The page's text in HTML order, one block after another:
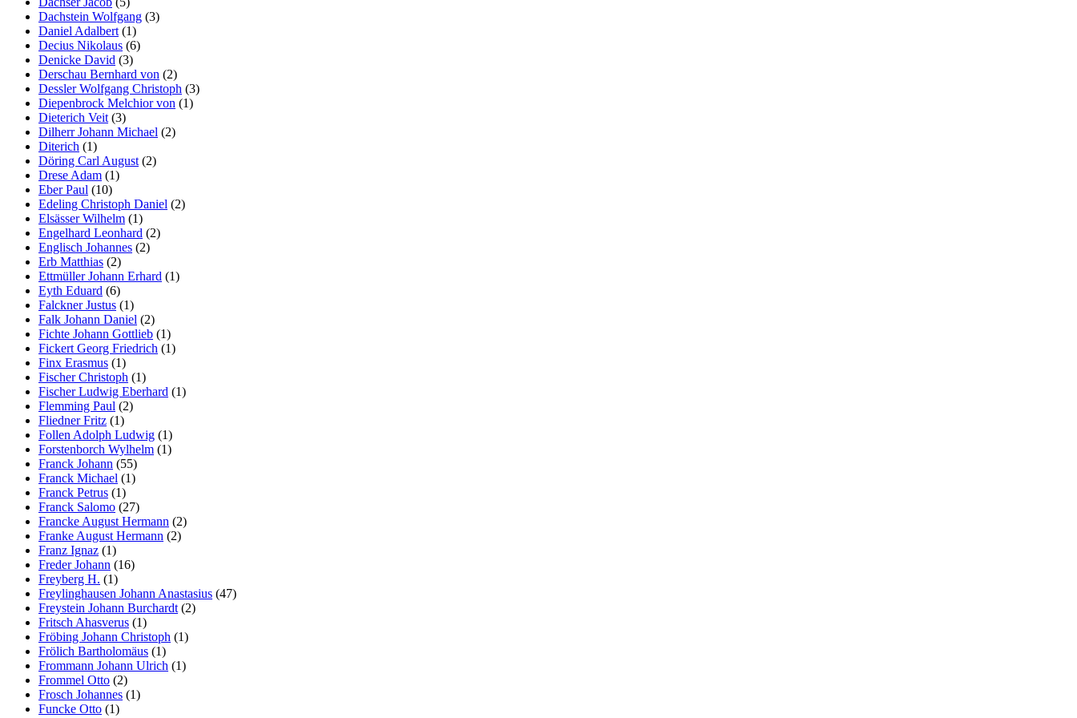
Dachstein Wolfgang (3)
Daniel Adalbert (1)
Decius Nikolaus (6)
Denicke David (3)
Derschau Bernhard von (2)
Dessler Wolfgang Christoph (3)
Diepenbrock Melchior von (1)
Dieterich Veit (3)
Dilherr Johann Michael (2)
Diterich (1)
Döring Carl August (2)
Drese Adam (1)
Eber Paul (10)
Edeling Christoph Daniel (2)
Elsässer Wilhelm (1)
Engelhard Leonhard (2)
Englisch Johannes (2)
Erb Matthias (2)
Ettmüller Johann Erhard (1)
Eyth Eduard (6)
Falckner Justus (1)
Falk Johann Daniel (2)
Fichte Johann Gottlieb (1)
Fickert Georg Friedrich (1)
Finx Erasmus (1)
Fischer Christoph (1)
Fischer Ludwig Eberhard (1)
Flemming Paul (2)
Fliedner Fritz (1)
Follen Adolph Ludwig (1)
Forstenborch Wylhelm (1)
Franck Johann (55)
Franck Michael (1)
Franck Petrus (1)
Franck Salomo (27)
Francke August Hermann (2)
Franke August Hermann (2)
Franz Ignaz (1)
Freder Johann (16)
Freyberg H. (1)
Freylinghausen Johann Anastasius (47)
Freystein Johann Burchardt (2)
Fritsch Ahasverus (1)
Fröbing Johann Christoph (1)
Frölich Bartholomäus (1)
Frommann Johann Ulrich (1)
Frommel Otto (2)
Frosch Johannes (1)
Funcke Otto (1)